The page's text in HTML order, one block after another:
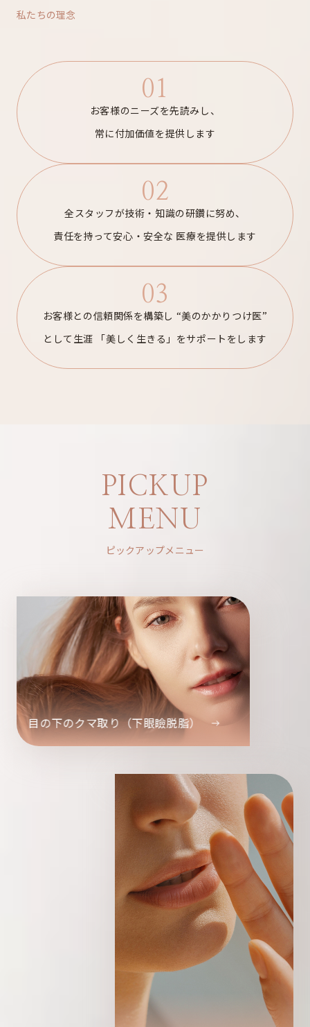
私たちの理念
01
お客様のニーズを先読みし、
常に付加価値を提供します
02
全スタッフが技術・知識の研鑽に努め、
責任を持って安心・安全な 医療を提供します
03
お客様との信頼関係を構築し “美のかかりつけ医”
として生涯 「美しく生きる」をサポートをします
PICKUP
MENU
ピックアップメニュー
目の下のクマ取り（下眼瞼脱脂）